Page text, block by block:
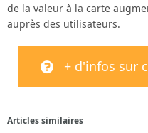
de la valeur à la carte
auprès des utilisateurs.
+ d'infos sur
Articles similaires